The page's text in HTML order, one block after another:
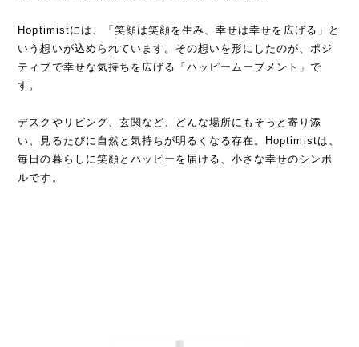
Hoptimistには、「笑顔は笑顔を生み、幸せは幸せを広げる」と
いう想いが込められています。その想いを形にしたのが、ポジ
ティブで幸せな気持ちを広げる「ハッピームーブメント」で
す。
デスクやリビング、玄関など、どんな場所にもそっと寄り添
い、見るたびに自然と気持ちが明るくなる存在。Hoptimistは、
毎日の暮らしに笑顔とハッピーを届ける、小さな幸せのシンボ
ルです。